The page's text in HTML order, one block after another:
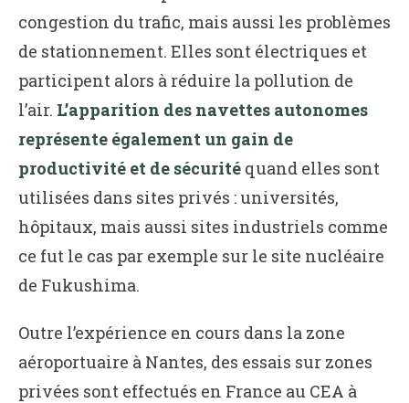
congestion du trafic, mais aussi les problèmes
de stationnement. Elles sont électriques et
participent alors à réduire la pollution de
l’air. L’apparition des navettes autonomes
représente également un gain de
productivité et de sécurité quand elles sont
utilisées dans sites privés : universités,
hôpitaux, mais aussi sites industriels comme
ce fut le cas par exemple sur le site nucléaire
de Fukushima.
Outre l’expérience en cours dans la zone
aéroportuaire à Nantes, des essais sur zones
privées sont effectués en France au CEA à